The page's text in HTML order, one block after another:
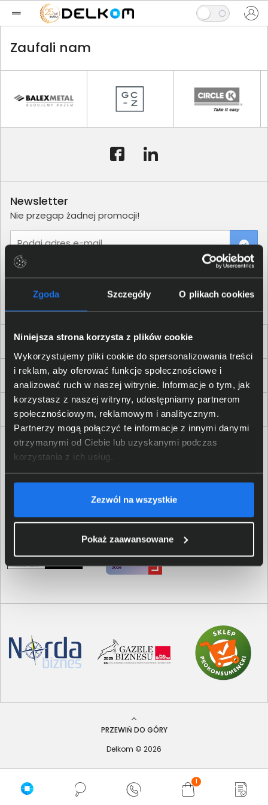
Zgoda Szczegóły O plikach cookies
Niniejsza strona korzysta z plików cookie
Wykorzystujemy pliki cookie do spersonalizowania treści
i reklam, aby oferować funkcje społecznościowe i
analizować ruch w naszej witrynie. Informacje o tym, jak
korzystasz z naszej witryny, udostępniamy partnerom
społecznościowym, reklamowym i analitycznym.
Partnerzy mogą połączyć te informacje z innymi danymi
otrzymanymi od Ciebie lub uzyskanymi podczas
korzystania z ich usług.
Zezwól na wszystkie
Pokaż zaawansowane
1
Zaufali nam
Dla Firm i Instytucji
Zakupy
Delkom 2000
Newsletter
Nie przegap żadnej promocji!
Podaj adres e-mail
PRZEWIŃ DO GÓRY
Delkom © 2026